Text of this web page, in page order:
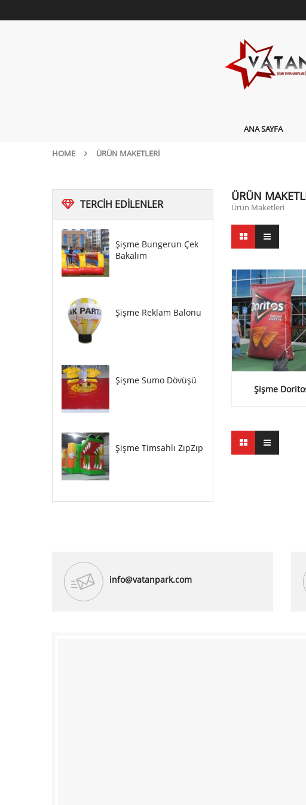
ANA SAYFA
HOME ÜRÜN MAKETLERI
TERCIH EDILENLER
Şişme Bungerun Çek
Bakalım
Şişme Reklam Balonu
Şişme Sumo Dövüşü
Şişme Timsahlı ZıpZıp
ÜRÜN
Ürün Maketleri
Şişme
info@vatanpark.com